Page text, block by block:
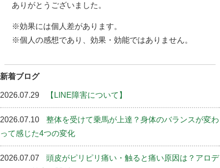
ありがとうございました。
※効果には個人差があります。
※個人の感想であり、効果・効能ではありません。
新着ブログ
2026.07.29 【LINE障害について】
2026.07.10
整体を受けて乗馬が上達？身体のバランスが変わ
って感じた4つの変化
2026.07.07
頭皮がピリピリ痛い・触ると痛い原因は？アロデ